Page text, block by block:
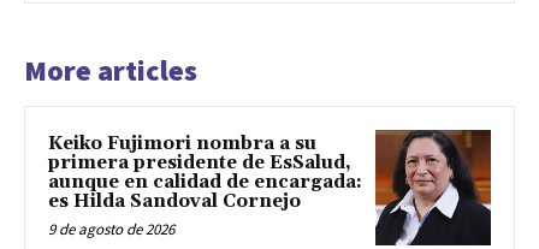
More articles
Keiko Fujimori nombra a su
primera presidente de EsSalud,
aunque en calidad de encargada:
es Hilda Sandoval Cornejo
9 de agosto de 2026